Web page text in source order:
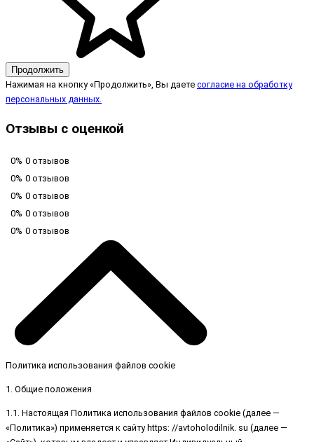
Продолжить
Нажимая на кнопку «Продолжить», Вы даете согласие на обработку
персональных данных.
Отзывы с оценкой
0% 0 отзывов
0% 0 отзывов
0% 0 отзывов
0% 0 отзывов
0% 0 отзывов
Политика использования файлов cookie
1. Общие положения
1.1. Настоящая Политика использования файлов cookie (далее —
«Политика») применяется к сайту https: //avtoholodilnik. su (далее —